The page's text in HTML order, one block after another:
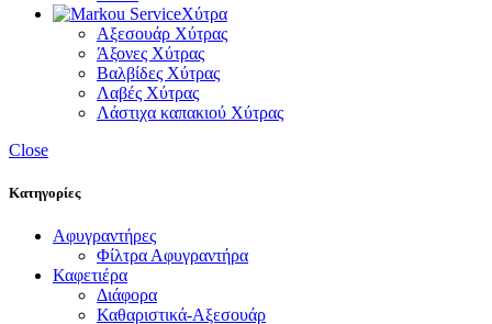
Χύτρα
Αξεσουάρ Χύτρας
Άξονες Χύτρας
Βαλβίδες Χύτρας
Λαβές Χύτρας
Λάστιχα καπακιού Χύτρας
Close
Κατηγορίες
Αφυγραντήρες
Φίλτρα Αφυγραντήρα
Καφετιέρα
Διάφορα
Καθαριστικά-Αξεσουάρ